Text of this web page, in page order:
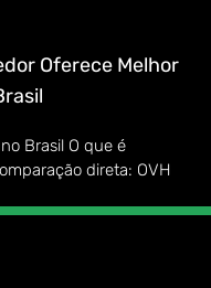
Oferece Melhor
Brasil O que é
direta: OVH